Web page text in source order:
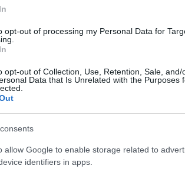
opt-out of processing my Personal Data for
opt-out of Collection, Use, Retention, Sale, and/
Data that Is Unrelated with the Purposes
allow Google to enable storage related to
identifiers in apps.
ΕΡΓΑ - ΔΙΑΓΩΝΙΣΜΟΙ
Διαγωνισμός
για το ΣΥΖΕΥΞΙΣ ΙΙ
έναντι 270,4 χιλ. ευρώ